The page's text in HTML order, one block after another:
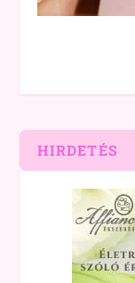
HIRDETÉS